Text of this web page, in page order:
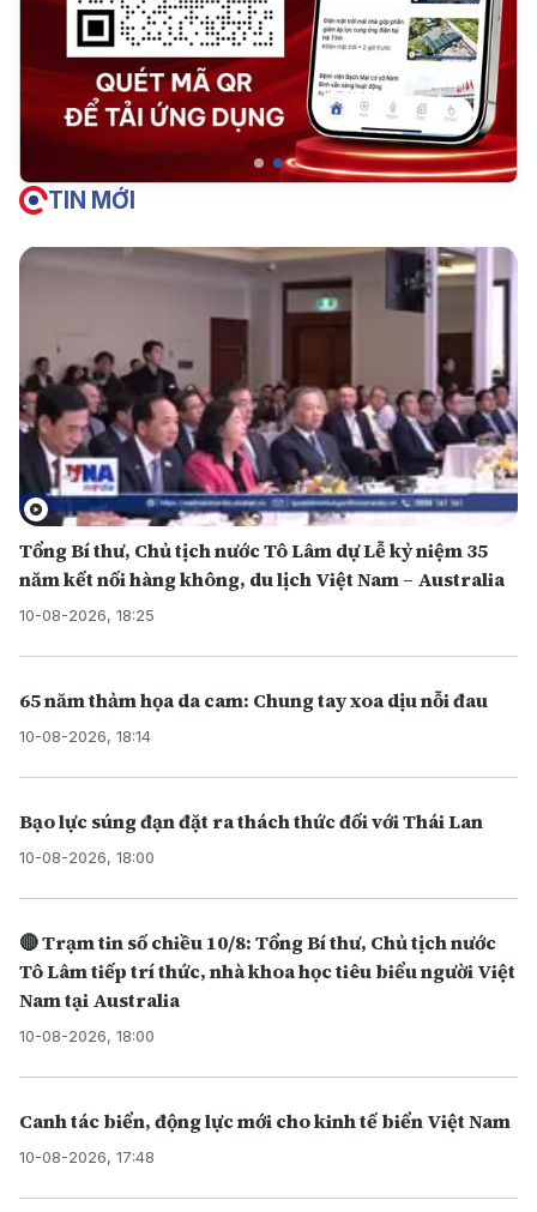
TIN MỚI
Tổng Bí thư, Chủ tịch nước Tô Lâm dự Lễ kỷ niệm 35
năm kết nối hàng không, du lịch Việt Nam – Australia
10-08-2026, 18:25
65 năm thảm họa da cam: Chung tay xoa dịu nỗi đau
10-08-2026, 18:14
Bạo lực súng đạn đặt ra thách thức đối với Thái Lan
10-08-2026, 18:00
🔴 Trạm tin số chiều 10/8: Tổng Bí thư, Chủ tịch nước
Tô Lâm tiếp trí thức, nhà khoa học tiêu biểu người Việt
Nam tại Australia
10-08-2026, 18:00
Canh tác biển, động lực mới cho kinh tế biển Việt Nam
10-08-2026, 17:48